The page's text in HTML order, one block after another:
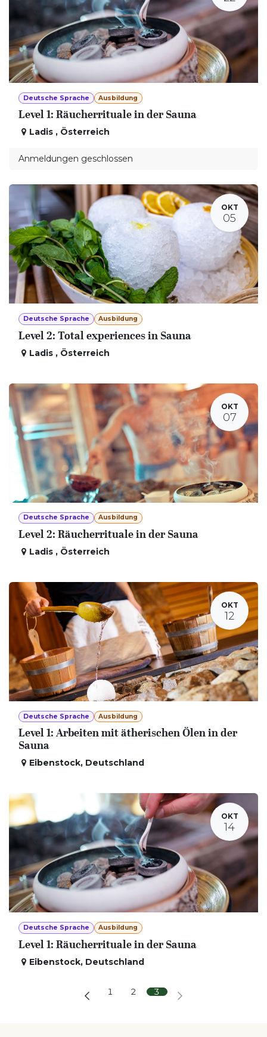
Deutsche Sprache Ausbildung
Level 1: Räucherrituale in der Sauna
Ladis , Österreich
Anmeldungen geschlossen
OKT
05
Deutsche Sprache Ausbildung
Level 2: Total experiences in Sauna
Ladis , Österreich
OKT
07
Deutsche Sprache Ausbildung
Level 2: Räucherrituale in der Sauna
Ladis , Österreich
OKT
12
Deutsche Sprache Ausbildung
Level 1: Arbeiten mit ätherischen Ölen in der
Sauna
Eibenstock, Deutschland
OKT
14
Deutsche Sprache Ausbildung
Level 1: Räucherrituale in der Sauna
Eibenstock, Deutschland
1 2 3